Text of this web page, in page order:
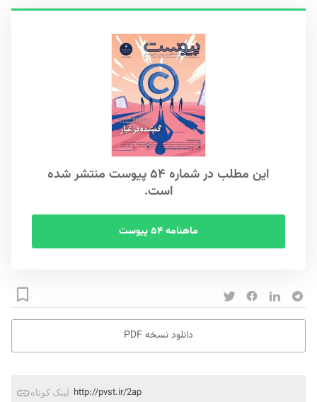
این مطلب در شماره ۵۴ پیوست منتشر شده
است.
ماهنامه ۵۴ پیوست
دانلود نسخه PDF
لینک کوتاه http://pvst.ir/2ap